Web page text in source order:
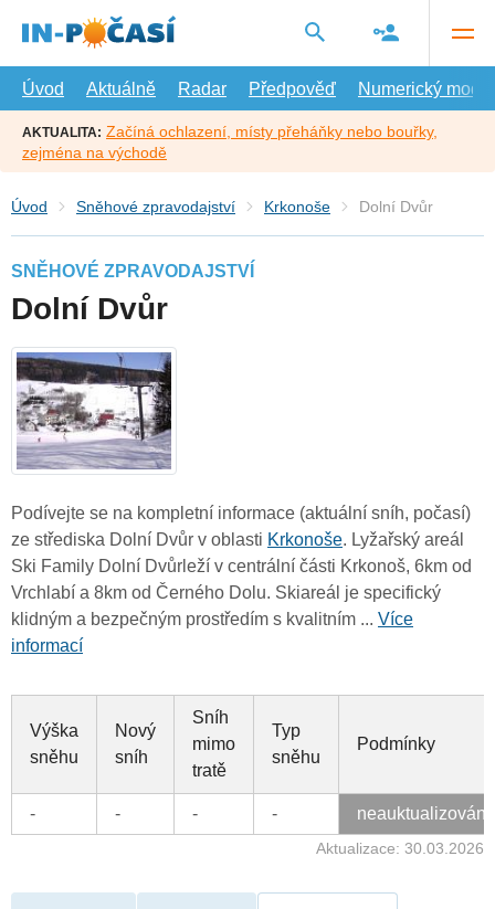
hlavní
Úvod
Aktuálně Radar Předpověď Numerický model
AKTUALITA: Začíná ochlazení, místy přeháňky nebo bouřky,
zejména na východě
Úvod Sněhové zpravodajství Krkonoše Dolní Dvůr
SNĚHOVÉ ZPRAVODAJSTVÍ
Dolní Dvůr
Podívejte se na kompletní informace (aktuální sníh, počasí)
ze střediska Dolní Dvůr v oblasti Krkonoše. Lyžařský areál
Ski Family Dolní Dvůrleží v centrální části Krkonoš, 6km od
Vrchlabí a 8km od Černého Dolu. Skiareál je specifický
klidným a bezpečným prostředím s kvalitním ... Více
informací
Výška
sněhu
Nový
sníh
Sníh
mimo
tratě
Typ
sněhu
Podmínky
- - - - neauktualizováno
Aktualizace: 30.03.2026